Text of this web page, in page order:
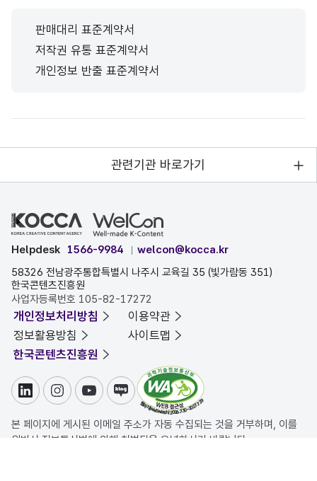
판매대리 표준계약서
저작권 유통 표준계약서
개인정보 반출 표준계약서
관련기관 바로가기
Helpdesk 1566-9984
welcon@kocca.kr
58326 전남광주통합특별시 나주시 교육길 35 (빛가람동 351)
한국콘텐츠진흥원
사업자등록번호 105-82-17272
개인정보처리방침
이용약관
정보활용방침
사이트맵
한국콘텐츠진흥원
링크드인인스타그램
유튜브블로그
본 페이지에 게시된 이메일 주소가 자동 수집되는 것을 거부하며, 이를
위반시 정보통신법에 의해 처벌됨을 유념하시기 바랍니다.